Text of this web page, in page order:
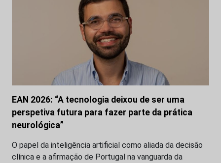
EAN 2026: “A tecnologia deixou de ser uma
perspetiva futura para fazer parte da prática
neurológica”
O papel da inteligência artificial como aliada da decisão
clínica e a afirmação de Portugal na vanguarda da